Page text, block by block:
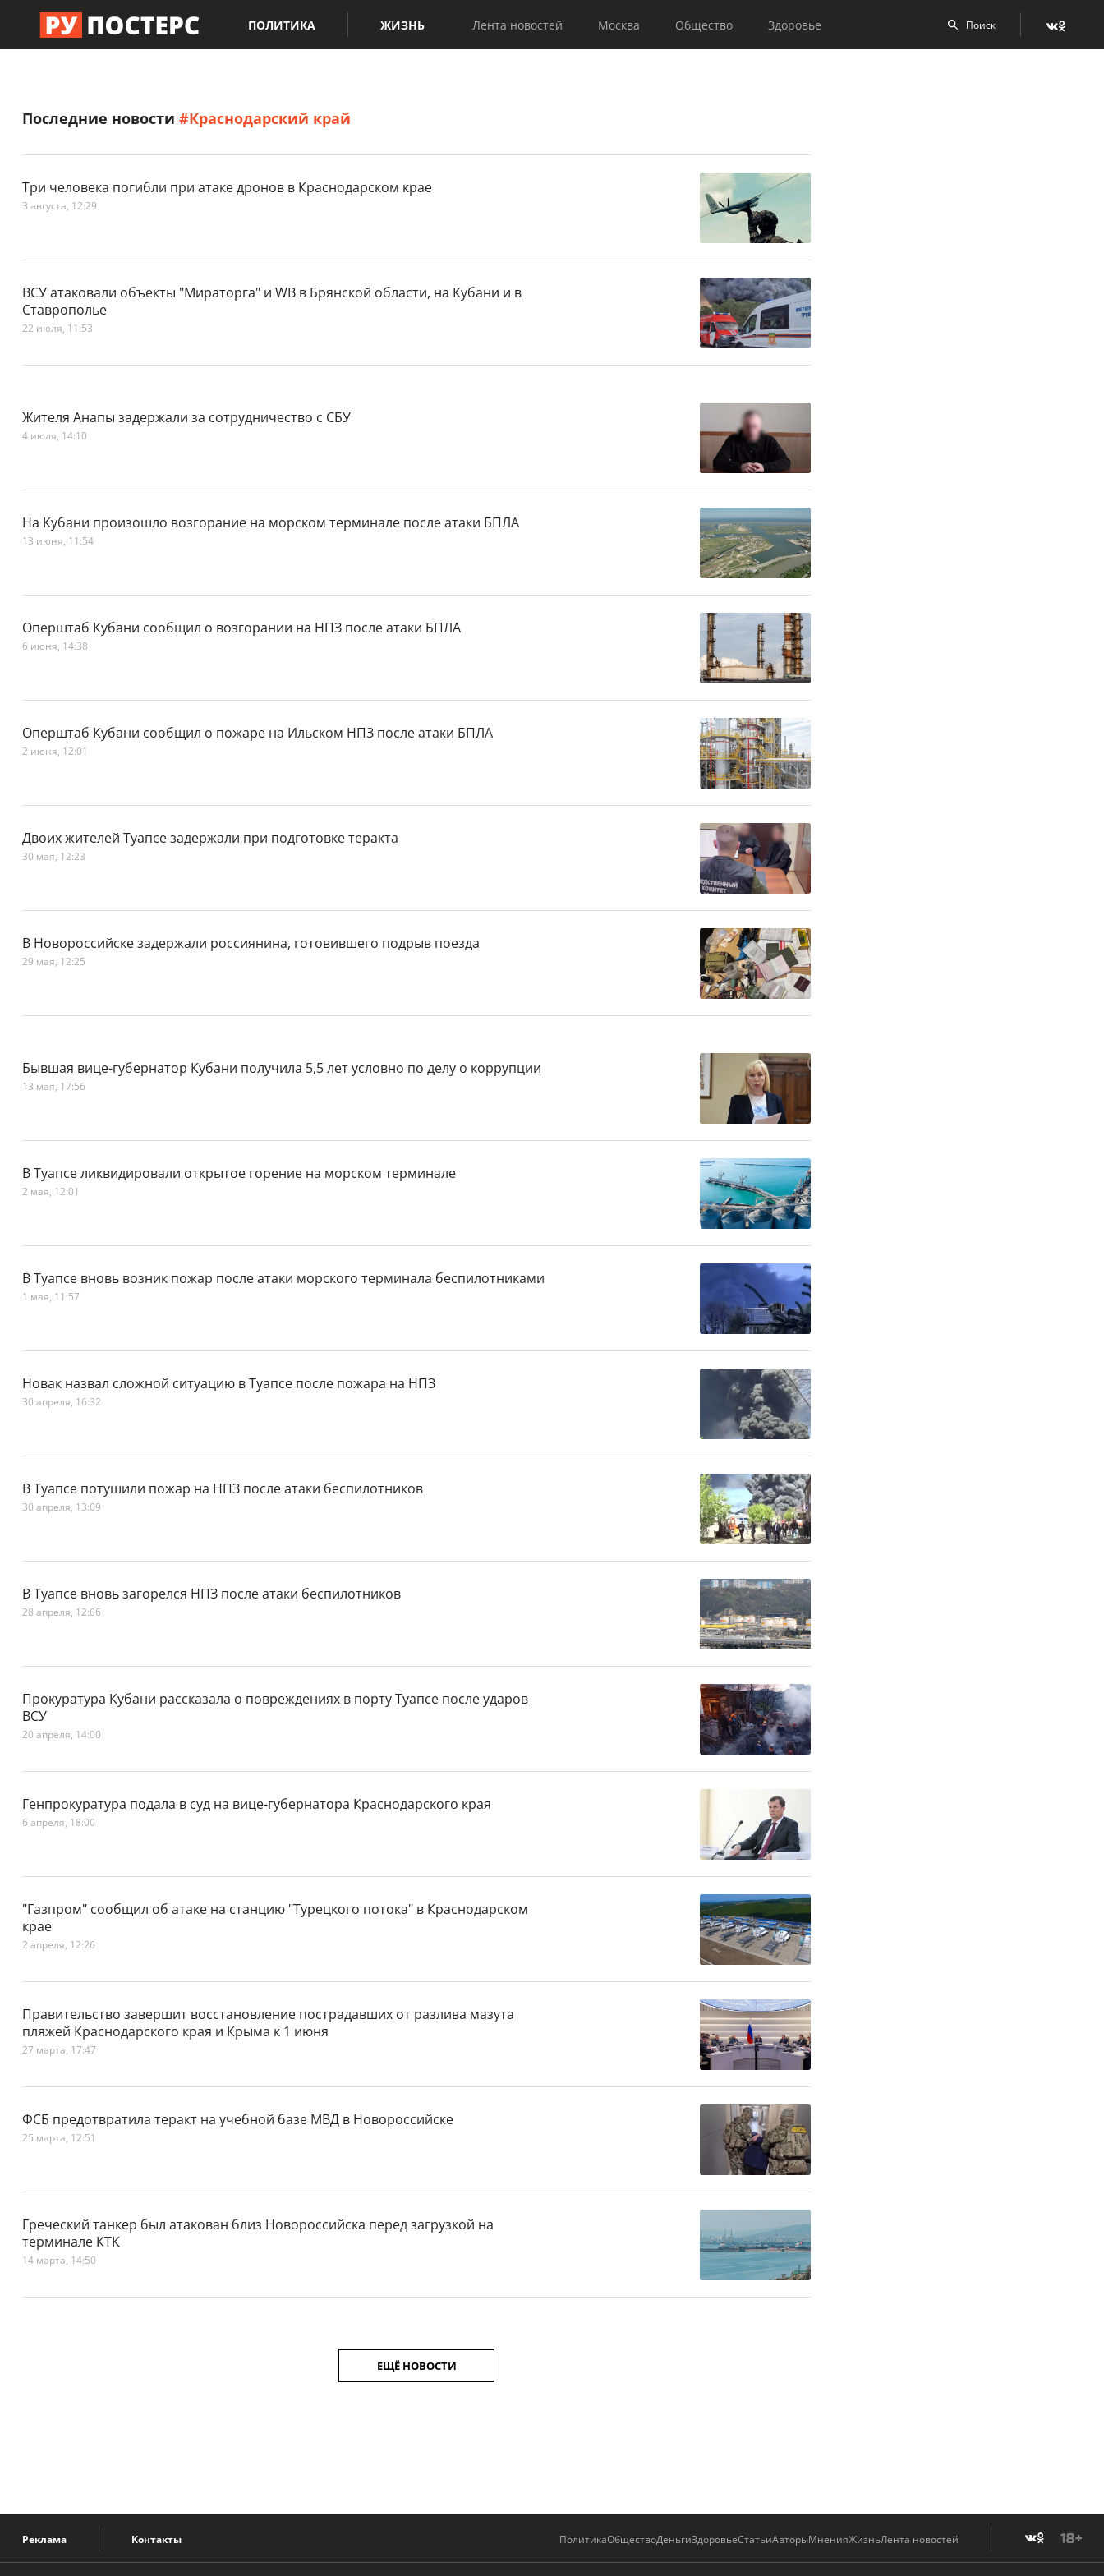
ПОЛИТИКА ЖИЗНЬ Лента новостей Москва Общество Здоровье
Последние новости #Краснодарский край
Три человека погибли при атаке дронов в Краснодарском крае
3 августа, 12:29
ВСУ атаковали объекты "Мираторга" и WB в Брянской области, на Кубани и в
Ставрополье
22 июля, 11:53
Жителя Анапы задержали за сотрудничество с СБУ
4 июля, 14:10
На Кубани произошло возгорание на морском терминале после атаки БПЛА
13 июня, 11:54
Оперштаб Кубани сообщил о возгорании на НПЗ после атаки БПЛА
6 июня, 14:38
Оперштаб Кубани сообщил о пожаре на Ильском НПЗ после атаки БПЛА
2 июня, 12:01
Двоих жителей Туапсе задержали при подготовке теракта
30 мая, 12:23
В Новороссийске задержали россиянина, готовившего подрыв поезда
29 мая, 12:25
Бывшая вице-губернатор Кубани получила 5,5 лет условно по делу о коррупции
13 мая, 17:56
В Туапсе ликвидировали открытое горение на морском терминале
2 мая, 12:01
В Туапсе вновь возник пожар после атаки морского терминала беспилотниками
1 мая, 11:57
Новак назвал сложной ситуацию в Туапсе после пожара на НПЗ
30 апреля, 16:32
В Туапсе потушили пожар на НПЗ после атаки беспилотников
30 апреля, 13:09
В Туапсе вновь загорелся НПЗ после атаки беспилотников
28 апреля, 12:06
Прокуратура Кубани рассказала о повреждениях в порту Туапсе после ударов
ВСУ
20 апреля, 14:00
Генпрокуратура подала в суд на вице-губернатора Краснодарского края
6 апреля, 18:00
"Газпром" сообщил об атаке на станцию "Турецкого потока" в Краснодарском
крае
2 апреля, 12:26
Правительство завершит восстановление пострадавших от разлива мазута
пляжей Краснодарского края и Крыма к 1 июня
27 марта, 17:47
ФСБ предотвратила теракт на учебной базе МВД в Новороссийске
25 марта, 12:51
Греческий танкер был атакован близ Новороссийска перед загрузкой на
терминале КТК
14 марта, 14:50
ЕЩЁ НОВОСТИ
Реклама Контакты ПолитикаОбществоДеньгиЗдоровьеСтатьиАвторыМненияЖизньЛента новостей